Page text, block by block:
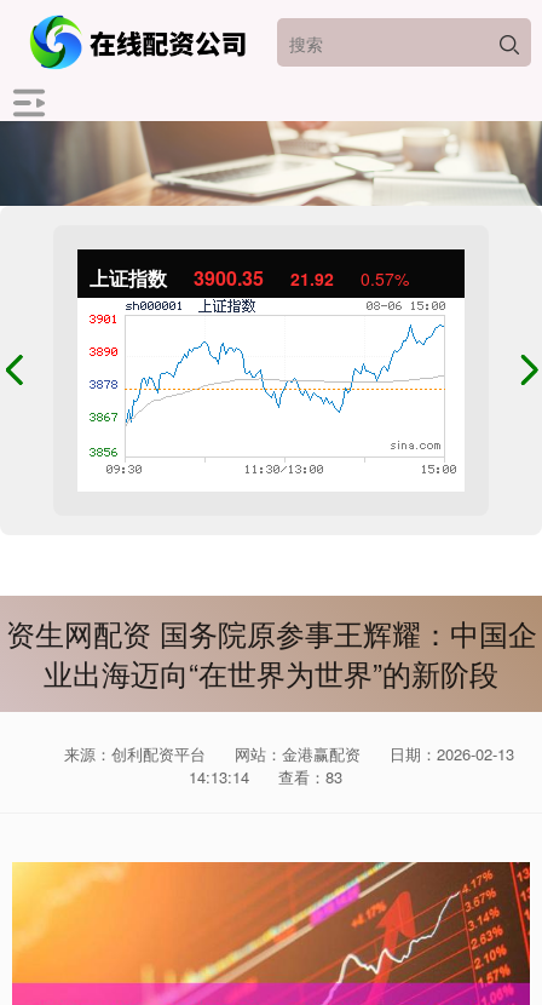
上证指数 3900.35 21.92 0.57%
资生网配资 国务院原参事王辉耀：中国企
业出海迈向“在世界为世界”的新阶段
来源：创利配资平台 网站：金港赢配资
日期：2026-02-13
14:13:14
查看：83